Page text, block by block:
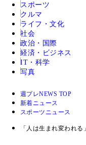
スポーツ
クルマ
ライフ・文化
社会
政治・国際
経済・ビジネス
IT・科学
写真
週プレNEWS TOP
新着ニュース
スポーツニュース
「人は生まれ変われ